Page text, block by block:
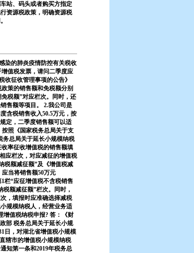
站、码头或者购买方指定
资源税政策，明确资源税
染的肺炎疫情防控有关税收
值税发票，请问二季度应
收征收管理事项的公告》
策的销售额和免税额分别
税额”对应栏次。同时，还
售额等项目。 2.我公司是
含税销售收入50.5万元，按
定，二季度销售额可以适
照《国家税务总局关于支
务总局关于延长小规模纳税
率征收增值税的销售额填
应栏次，对应减征的增值税
税额减征额”及《增值税减
当将销售额50万元
栏“应征增值税不含税销售
额减征额”栏次。同时，
，填报时应准确选择减税
规模纳税人，经营业务适
增值税纳税申报? 答：《财
部 税务总局关于延长小规
日，对湖北省增值税小规模
辖市的增值税小规模纳税
知第一条和2019年税务总